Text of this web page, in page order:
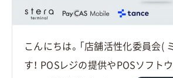
こんにちは。「店舗活性化委員会(
す！ POSレジの提供やPOSソフト